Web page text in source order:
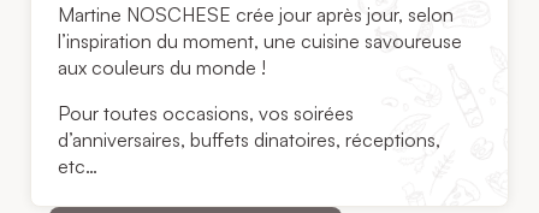
Martine NOSCHESE crée jour après jour, selon
l’inspiration du moment, une cuisine savoureuse
aux couleurs du monde !
Pour toutes occasions, vos soirées
d’anniversaires, buffets dinatoires, réceptions,
etc…